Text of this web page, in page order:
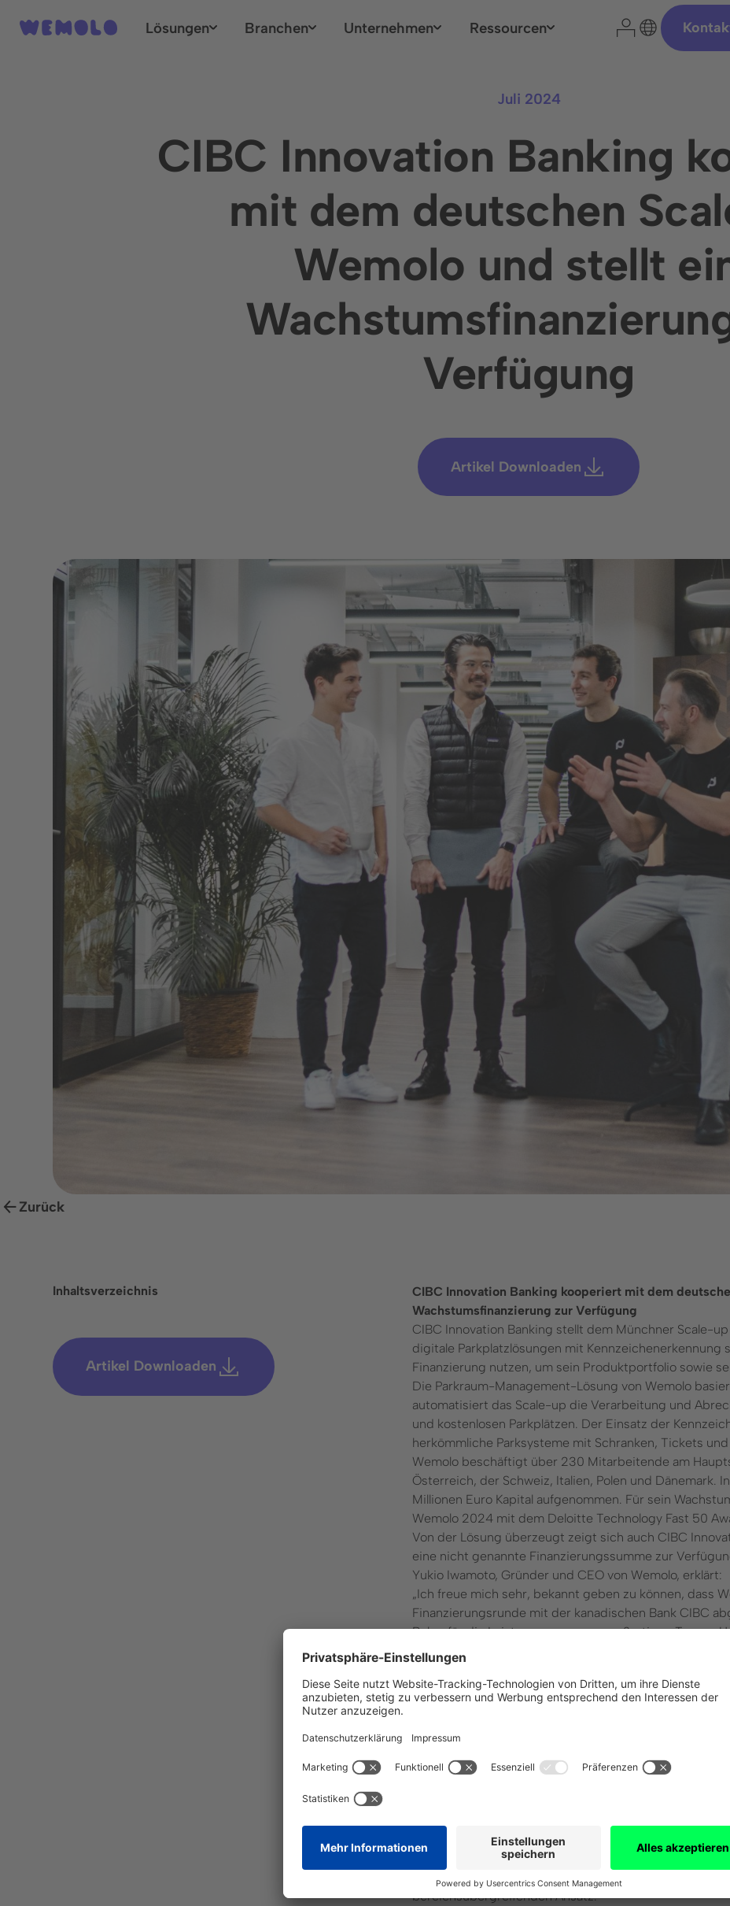
Lösungen Branchen Unternehmen Ressourcen
Juli 2024
CIBC Innovation Banking
mit dem deutschen
Wemolo und stellt
Verfügung
Artikel Downloaden
Zurück
Inhaltsverzeichnis
Artikel Downloaden
CIBC Innovation Banking kooperiert mit dem
Wachstumsfinanzierung zur Verfügung
CIBC Innovation Banking stellt dem Münchner Scale-
digitale Parkplatzlösungen mit
Finanzierung nutzen, um sein Produktportfolio sowie
Die Parkraum-Management-Lösung von Wemolo
automatisiert das Scale-up die Verarbeitung und
und kostenlosen Parkplätzen. Der Einsatz der
herkömmliche Parksysteme mit Schranken, Tickets und
Wemolo beschäftigt über 230 Mitarbeitende am
Österreich, der Schweiz, Italien, Polen und Dänemark.
Millionen Euro Kapital aufgenommen. Für sein
Wemolo 2024 mit dem Deloitte Technology Fast 50
Von der Lösung überzeugt zeigt sich auch CIBC
eine nicht genannte Finanzierungssumme zur
Yukio Iwamoto, Gründer und CEO von Wemolo, erklärt:
„Ich freue mich sehr, bekannt geben zu können, dass
Finanzierungsrunde mit der kanadischen Bank CIBC
Beleg für die Leistungen unseres großartigen Teams.
Potenzial und die Zukunftsfähigkeit digitaler
weiter voranzutreiben und kontinuierlich in
unser Angebot zu erweitern und unsere Partner noch
eine Zukunft, in der Parken nahtlos, digital und
Charlotte Goggin, Direktorin bei CIBC Innovation
„Wir freuen uns, Wemolo beim Wachstum und der
Unternehmen bietet eine innovative Lösung für
einfache und kosteneffiziente Möglichkeit zur
CIBC Innovation Banking bietet strategische
innovative Unternehmen in Nordamerika,
vom Start-up bis zum Börsengang. Mit Standorten in
München verfügt CIBC über tiefgreifende Expertise
bereichsübergreifenden Ansatz.
Ihr Park-Experte
Country Manager
Cyrill Schöni
Aus Erfahrung können wir sagen, dass eine kurze Einschätzung Ihrer Situation die
effektiv klärt und den Weg zu einer erfolgreichen Zusammenarbeit
Sprache
© 2026 Wemolo
GmbH
Lösungen
Parkraumüberwachung
Parkraumbewirtschaftung
Parkplatzvermietung
Branchen
Finanzdienstleistungen Freizeitanlagen
Gastronomie und
Gross- und
Einzelhandel
Immobilienwirtschaft
Infrastruktur,
Parkhäuser & Messen
Städte und Kommunen
Kontakt
Für Geschäftskunden
Kontaktformular
+41 76 542 49 24
Für Parkierende
Ressourcen